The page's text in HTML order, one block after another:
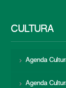
CULTURA
Agenda
Agenda